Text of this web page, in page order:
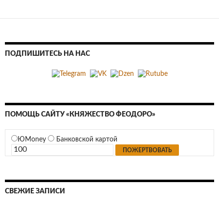
ПОДПИШИТЕСЬ НА НАС
ПОМОЩЬ САЙТУ «КНЯЖЕСТВО ФЕОДОРО»
ЮMoney Банковской картой
СВЕЖИЕ ЗАПИСИ